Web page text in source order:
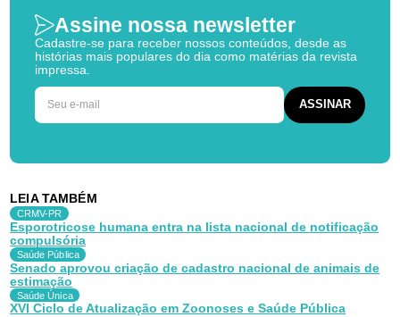
Assine nossa newsletter
Cadastre-se para receber nossos conteúdos, desde as
histórias mais populares do dia como matérias da revista
impressa.
LEIA TAMBÉM
CRMV-PR
Esporotricose humana entra na lista nacional de notificação
compulsória
Saúde Pública
Senado aprovou criação de cadastro nacional de animais de
estimação
Saúde Única
XVI Ciclo de Atualização em Zoonoses e Saúde Pública